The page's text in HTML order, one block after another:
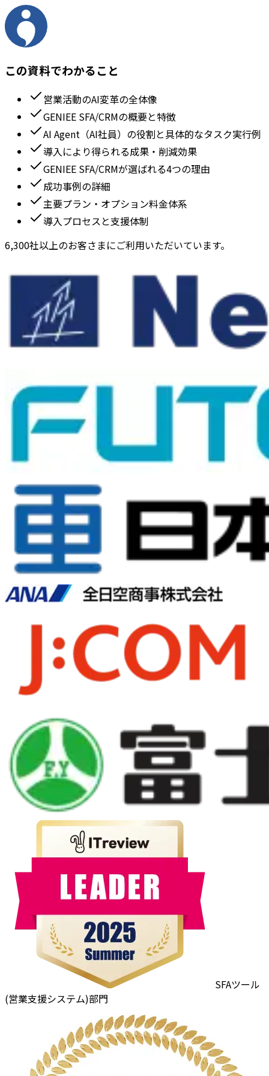
この資料でわかること
営業活動のAI変革の全体像
GENIEE SFA/CRMの概要と特徴
AI Agent（AI社員）の役割と具体的なタスク実行例
導入により得られる成果・削減効果
GENIEE SFA/CRMが選ばれる4つの理由
成功事例の詳細
主要プラン・オプション料金体系
導入プロセスと支援体制
6,300社以上のお客さまにご利用いただいています。
SFAツール
(営業支援システム)部門